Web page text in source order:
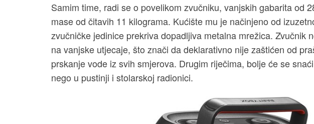
Samim time, radi se o povelikom zvučniku, vanjskih gabarita od
mase od čitavih 11 kilograma. Kućište mu je načinjeno od
zvučničke jedinice prekriva dopadljiva metalna mrežica. Zvučnik
na vanjske utjecaje, što znači da deklarativno nije zaštićen od
prskanje vode iz svih smjerova. Drugim riječima, bolje će se
nego u pustinji i stolarskoj radionici.